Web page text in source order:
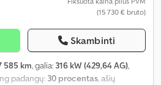
(15 730 € bruto)
Skambinti
585 km, galia: 316 kW (429,64 AG),
padangų: 30 procentas, ašių